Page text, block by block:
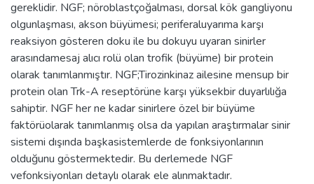
gereklidir. NGF; nöroblastçoğalması, dorsal kök gangliyonu
olgunlaşması, akson büyümesi; periferaluyarıma karşı
reaksiyon gösteren doku ile bu dokuyu uyaran sinirler
arasındamesaj alıcı rolü olan trofik (büyüme) bir protein
olarak tanımlanmıştır. NGF;Tirozinkinaz ailesine mensup bir
protein olan Trk-A reseptörüne karşı yüksekbir duyarlılığa
sahiptir. NGF her ne kadar sinirlere özel bir büyüme
faktörüolarak tanımlanmış olsa da yapılan araştırmalar sinir
sistemi dışında başkasistemlerde de fonksiyonlarının
olduğunu göstermektedir. Bu derlemede NGF
vefonksiyonları detaylı olarak ele alınmaktadır.